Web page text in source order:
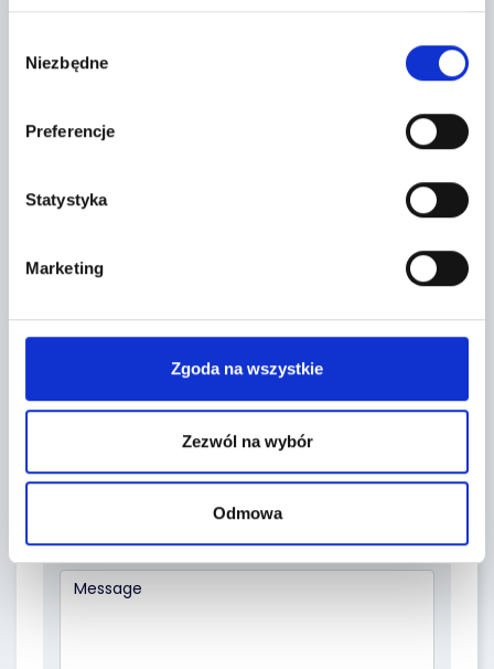
zgody
Niezbędne
Preferencje
Statystyka
Marketing
Zgoda na wszystkie
Zezwól na wybór
Odmowa
contributors
CONTACT FORM